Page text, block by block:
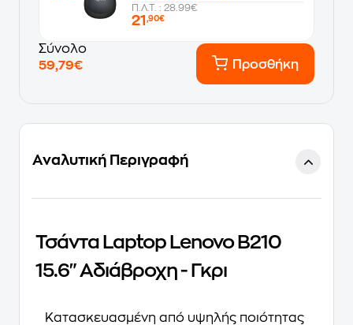
Π.Λ.Τ. : 28.99€
21 ,90€
Σύνολο
59,79€
Προσθήκη
Αναλυτική Περιγραφή
Τσάντα Laptop Lenovo B210
15.6" Αδιάβροχη - Γκρι
Κατασκευασμένη από υψηλής ποιότητας